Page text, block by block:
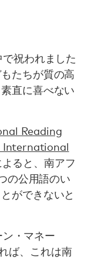
祝われました
たちが質の高
直に喜べない
Reading
International
ると、南アフ
の公用語のい
ができないと
・マネー
ば、これは南